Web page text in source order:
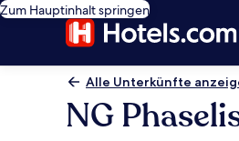
Zum Hauptinhalt springen
Alle Unterkünfte
NG